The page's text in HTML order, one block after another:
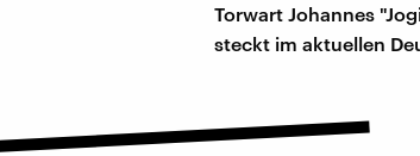
Torwart Johannes
steckt im aktuellen